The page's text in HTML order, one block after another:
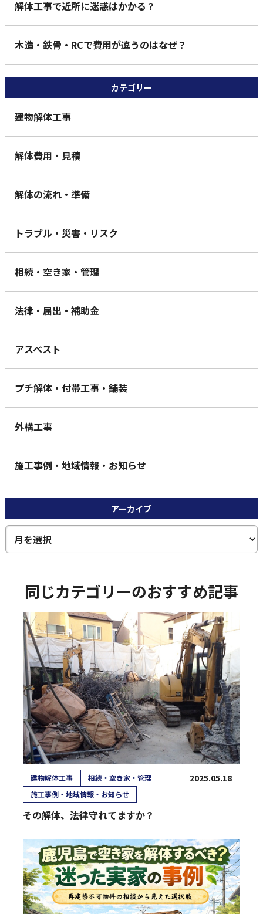
解体工事で近所に迷惑はかかる？
木造・鉄骨・RCで費用が違うのはなぜ？
カテゴリー
建物解体工事
解体費用・見積
解体の流れ・準備
トラブル・災害・リスク
相続・空き家・管理
法律・届出・補助金
アスベスト
プチ解体・付帯工事・舗装
外構工事
施工事例・地域情報・お知らせ
アーカイブ
同じカテゴリーのおすすめ記事
建物解体工事
相続・空き家・管理
施工事例・地域情報・お知らせ
2025.05.18
その解体、法律守れてますか？